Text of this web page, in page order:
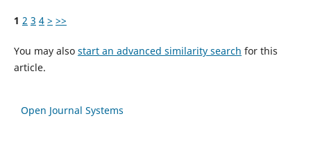
1 2 3 4 > >>
You may also start an advanced similarity search for this
article.
Open Journal Systems